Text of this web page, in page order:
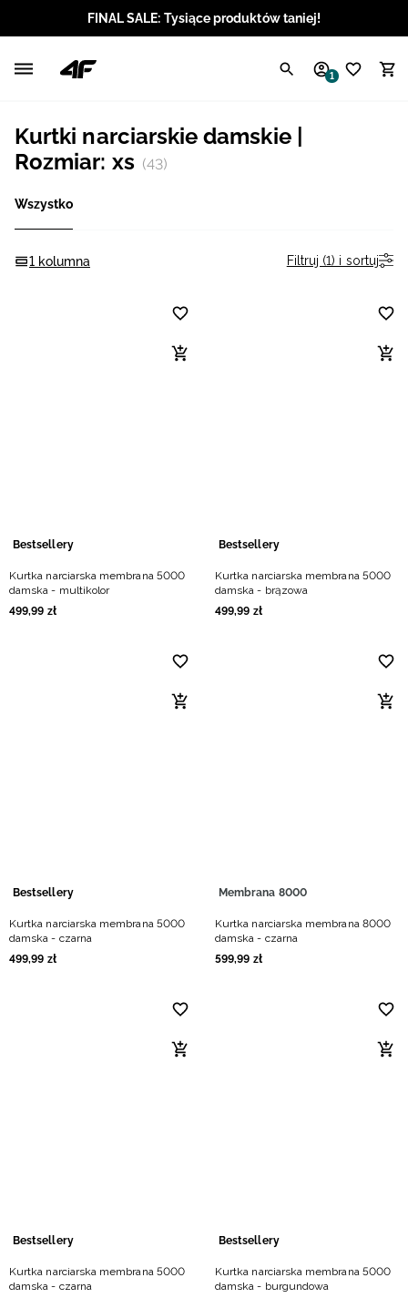
FINAL SALE: Tysiące produktów taniej!
1
Kurtki narciarskie damskie |
Rozmiar: xs (43)
Wszystko
1 kolumna Filtruj (1) i sortuj
Bestsellery
Kurtka narciarska membrana 5000
damska - multikolor
499,99 zł
Bestsellery
Kurtka narciarska membrana 5000
damska - brązowa
499,99 zł
Bestsellery
Kurtka narciarska membrana 5000
damska - czarna
499,99 zł
Membrana 8000
Kurtka narciarska membrana 8000
damska - czarna
599,99 zł
Bestsellery
Kurtka narciarska membrana 5000
damska - czarna
Bestsellery
Kurtka narciarska membrana 5000
damska - burgundowa
Angielski / USD